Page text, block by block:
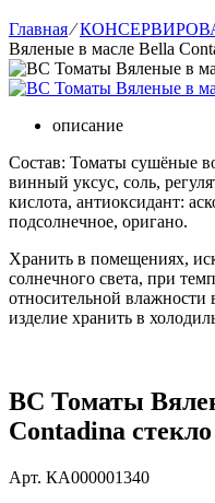
Главная⁄
Вяленые в масле Bella
описание
Состав: Томаты сушёные
винный уксус, соль,
кислота, антиоксидант:
подсолнечное, оригано.
Хранить в помещениях,
солнечного света, при
относительной влажности
изделие хранить в
BC Томаты
Contadina стекло
Арт. КА000001340